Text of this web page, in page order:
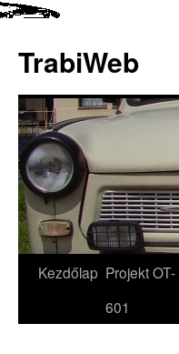
TrabiWeb
Kezdőlap Projekt OT-
601